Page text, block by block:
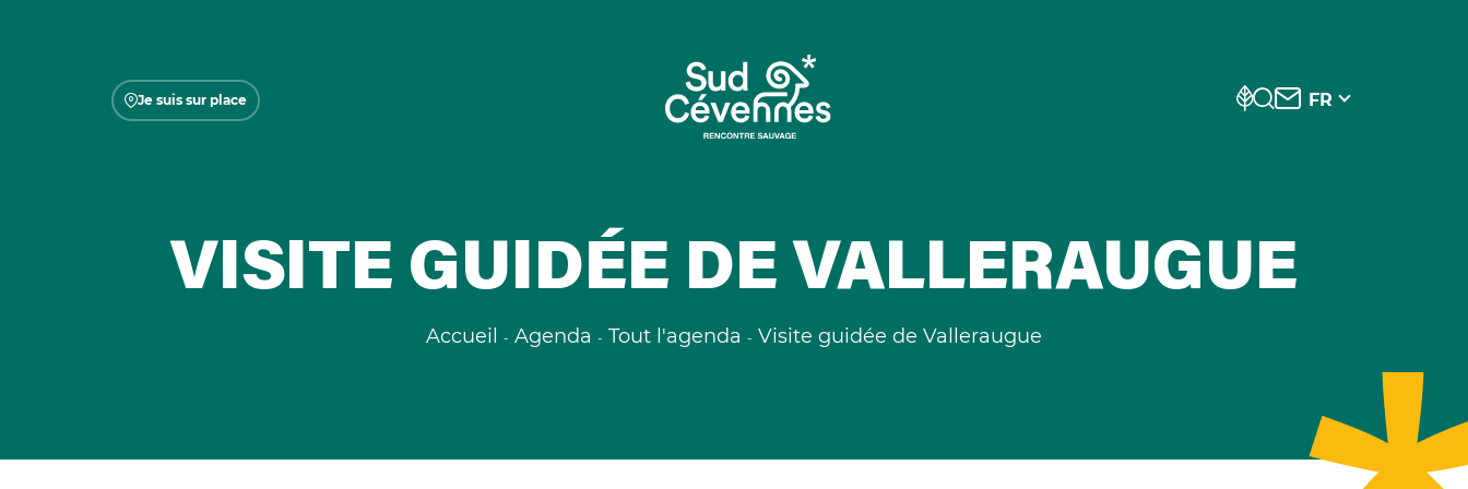
Je suis sur place FR
VISITE GUIDÉE DE VALLERAUGUE
Accueil Agenda Tout l'agenda Visite guidée de Valleraugue